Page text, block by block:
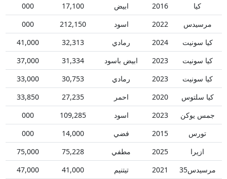
كيا
2016 ابيض 17,100
000
مرسيدس
2022 اسود 212,150
000
كيا سونيت
2024 رمادي 32,313
41,000
كيا سونيت
2023 ابيض باسود 31,334
37,000
كيا سونيت
2023 رمادي 30,753
33,000
كيا سلتوس
2020 احمر 27,235
33,850
جمس يوكن
2023 اسود 109,285
000
تورس
2015 فضي 14,000
000
ازيرا
2025 مطفي 75,228
75,000
مرسيدس35
2021 تيتنيم 41,000
47,000